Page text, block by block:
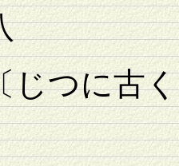
じつに古